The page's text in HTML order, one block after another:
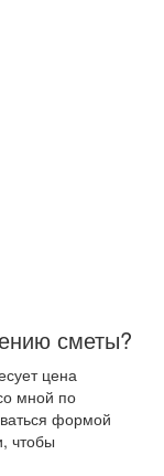
сметы?
цена
мной по
формой
чтобы